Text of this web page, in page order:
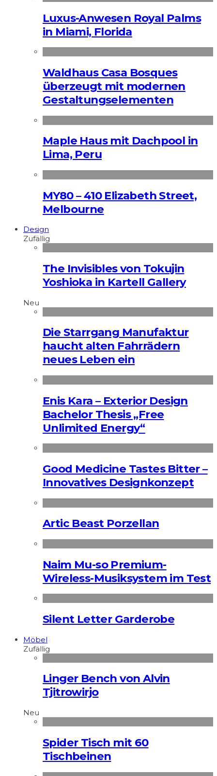
Luxus-Anwesen Royal Palms
in Miami, Florida
Waldhaus Casa Bosques
überzeugt mit modernen
Gestaltungselementen
Maple Haus mit Dachpool in
Lima, Peru
MY80 – 410 Elizabeth Street,
Melbourne
Design
Zufällig
The Invisibles von Tokujin
Yoshioka in Kartell Gallery
Neu
Die Starrgang Manufaktur
haucht alten Fahrrädern
neues Leben ein
Enis Kara – Exterior Design
Bachelor Thesis „Free
Unlimited Energy“
Good Medicine Tastes Bitter –
Innovatives Designkonzept
Artic Beast Porzellan
Naim Mu-so Premium-
Wireless-Musiksystem im Test
Silent Letter Garderobe
Möbel
Zufällig
Linger Bench von Alvin
Tjitrowirjo
Neu
Spider Tisch mit 60
Tischbeinen